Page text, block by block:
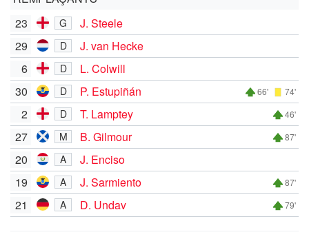
23
G
J. Steele
29
D
J. van Hecke
6
D
L. Colwill
30
D P. Estupiñán 66' 74'
2 D T. Lamptey 46'
27 M B. Gilmour 87'
20 A
J. Enciso
19
A J. Sarmiento 87'
21 A D. Undav 79'